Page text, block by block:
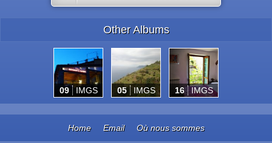
Other Albums
09 IMGS 05 IMGS 16 IMGS
Home Email Où nous sommes